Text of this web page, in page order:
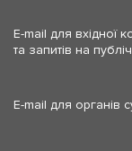
E-mail для вхідної
та запитів на
E-mail для органів